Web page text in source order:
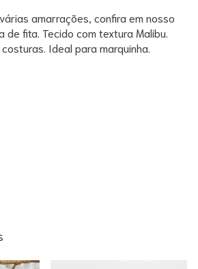
amarrações, confira em nosso
de fita. Tecido com textura Malibu.
Ideal para marquinha.